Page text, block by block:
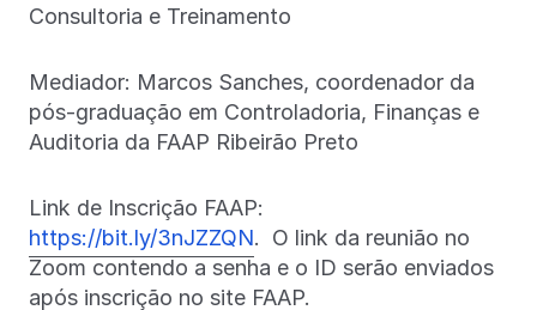
Consultoria e Treinamento
Mediador: Marcos Sanches, coordenador da
pós-graduação em Controladoria, Finanças e
Auditoria da FAAP Ribeirão Preto
Link de Inscrição FAAP:
https://bit.ly/3nJZZQN. O link da reunião no
Zoom contendo a senha e o ID serão enviados
após inscrição no site FAAP.